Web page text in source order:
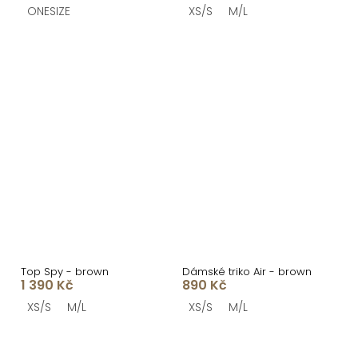
ONESIZE XS/S M/L
Top Spy - brown
1 390 Kč
XS/S M/L
Dámské triko Air - brown
890 Kč
XS/S M/L